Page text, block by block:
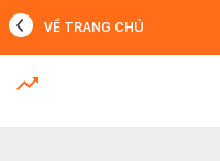
MỚI NHẤT
VỀ TRANG CHỦ